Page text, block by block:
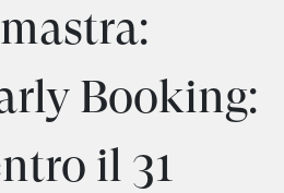
Booking:
il 31